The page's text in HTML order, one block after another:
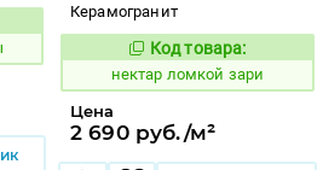
Керамогранит
1131028
Код товара:
нектар ломкой зари
Цена
2 690 руб./м²